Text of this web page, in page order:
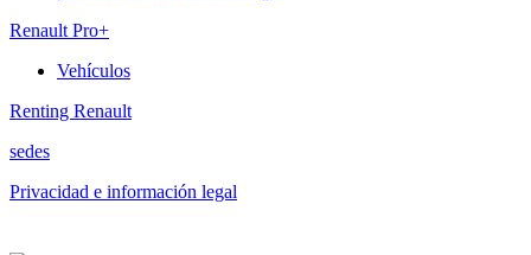
Renault Pro+
Vehículos
Renting Renault
sedes
Privacidad e información legal